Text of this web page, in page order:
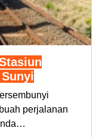
perjalanan